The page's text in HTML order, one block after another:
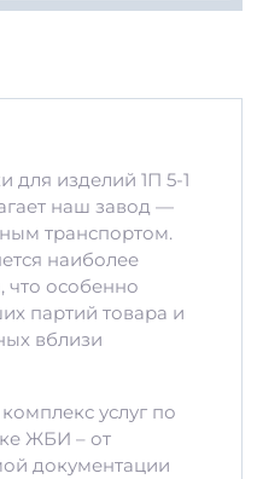
для изделий 1П 5-1
наш завод —
транспортом.
наиболее
особенно
партий товара и
вблизи
услуг по
ЖБИ – от
документации